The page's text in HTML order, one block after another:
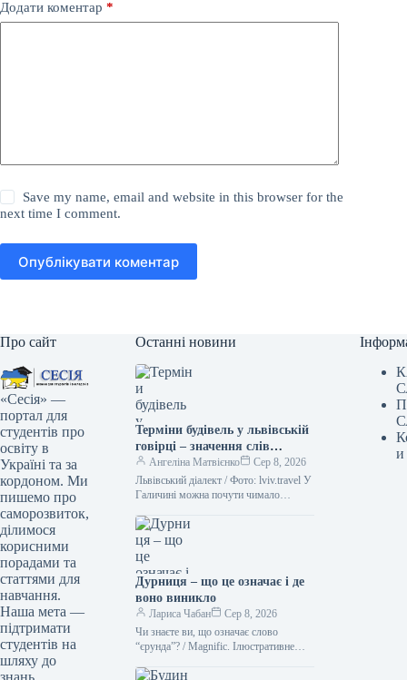
Додати коментар *
Save my name, email and website in this browser for the
next time I comment.
Опублікувати коментар
Про сайт
«Сесія» —
портал для
студентів про
освіту в
Україні та за
кордоном. Ми
пишемо про
саморозвиток,
ділимося
корисними
порадами та
статтями для
навчання.
Наша мета —
підтримати
студентів на
шляху до
знань.
Останні новини
Терміни будівель у львівській
говірці – значення слів
“двірець”, “креденс”,
“кнайпа”
Ангеліна Матвієнко
Сер 8, 2026
Львівський діалект / Фото: lviv.travel У
Галичині можна почути чимало
спантеличити навіть досвідченого
мандрівника.…
Дурниця – що це означає і де
воно виникло
Лариса Чабан
Сер 8, 2026
Чи знаєте ви, що означає слово
“єрунда”? / Magnific. Ілюстративне
виявляється цікавішою за його
и